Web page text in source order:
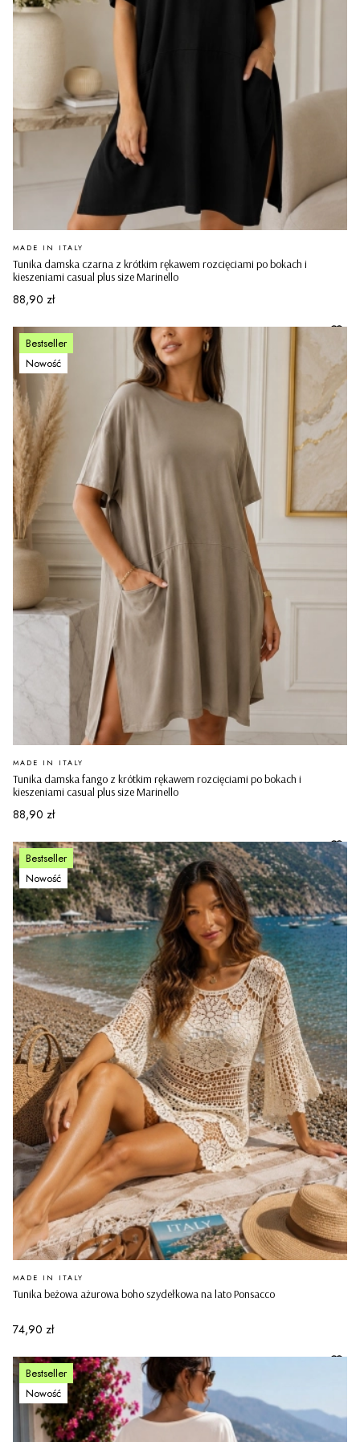
Tunika damska czarna z krótkim rękawem rozcięciami po bokach i
kieszeniami casual plus size Marinello
PRODUCENT
MADE IN ITALY
Cena
88,90 zł
Bestseller
Nowość
Tunika damska fango z krótkim rękawem rozcięciami po bokach i
kieszeniami casual plus size Marinello
PRODUCENT
MADE IN ITALY
Cena
88,90 zł
Bestseller
Nowość
Tunika beżowa ażurowa boho szydełkowa na lato Ponsacco
PRODUCENT
MADE IN ITALY
Cena
74,90 zł
Bestseller
Nowość